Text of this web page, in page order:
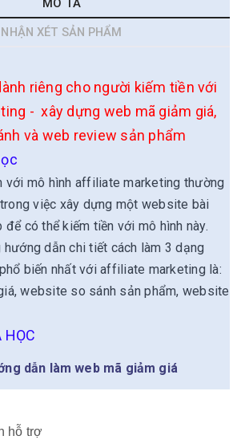
MÔ TẢ
NHẬN XÉT SẢN PHẨM
riêng cho người kiếm tiền với
- xây dựng web mã giảm giá,
và web review sản phẩm
với mô hình affiliate marketing thường
việc xây dựng một website bài
để có thể kiếm tiền với mô hình này.
hướng dẫn chi tiết cách làm 3 dạng
biến nhất với affiliate marketing là:
website so sánh sản phẩm, website
HỌC
dẫn làm web mã giảm giá
hỗ trợ